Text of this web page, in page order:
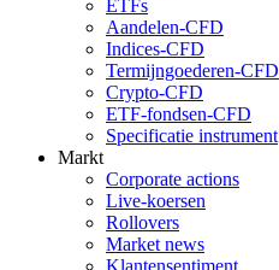
ETFs
Aandelen-CFD
Indices-CFD
Termijngoederen-CFD
Crypto-CFD
ETF-fondsen-CFD
Specificatie instrument
Markt
Corporate actions
Live-koersen
Rollovers
Market news
Klantensentiment